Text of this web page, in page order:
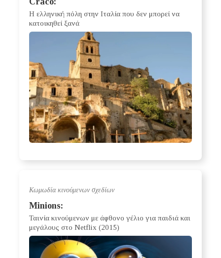
Η ελληνική πόλη στην Ιταλία που δεν μπορεί να
κατοικηθεί ξανά
Κωμωδία κινούμενων σχεδίων
Minions:
Ταινία κινούμενων με άφθονο γέλιο για παιδιά και
μεγάλους στο Netflix (2015)